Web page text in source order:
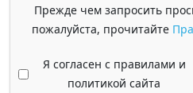
Прежде чем запросить
пожалуйста, прочитайте
Я согласен с правилами и
политикой сайта